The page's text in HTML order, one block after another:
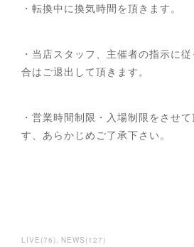
・転換中に換気時間を頂きます。
・当店スタッフ、主催者の指示に
合はご退出して頂きます。
・営業時間制限・入場制限をさせ
す、あらかじめご了承下さい。
LIVE (76) NEWS (127)